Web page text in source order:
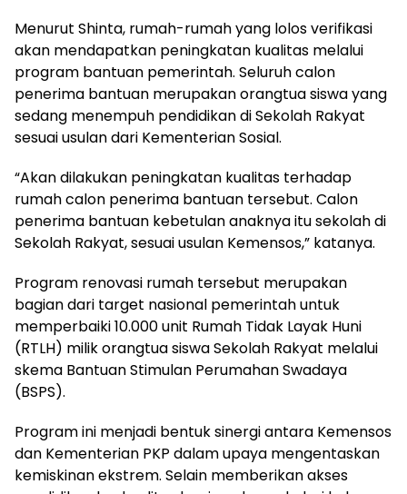
Menurut Shinta, rumah-rumah yang lolos verifikasi
akan mendapatkan peningkatan kualitas melalui
program bantuan pemerintah. Seluruh calon
penerima bantuan merupakan orangtua siswa yang
sedang menempuh pendidikan di Sekolah Rakyat
sesuai usulan dari Kementerian Sosial.
“Akan dilakukan peningkatan kualitas terhadap
rumah calon penerima bantuan tersebut. Calon
penerima bantuan kebetulan anaknya itu sekolah di
Sekolah Rakyat, sesuai usulan Kemensos,” katanya.
Program renovasi rumah tersebut merupakan
bagian dari target nasional pemerintah untuk
memperbaiki 10.000 unit Rumah Tidak Layak Huni
(RTLH) milik orangtua siswa Sekolah Rakyat melalui
skema Bantuan Stimulan Perumahan Swadaya
(BSPS).
Program ini menjadi bentuk sinergi antara Kemensos
dan Kementerian PKP dalam upaya mengentaskan
kemiskinan ekstrem. Selain memberikan akses